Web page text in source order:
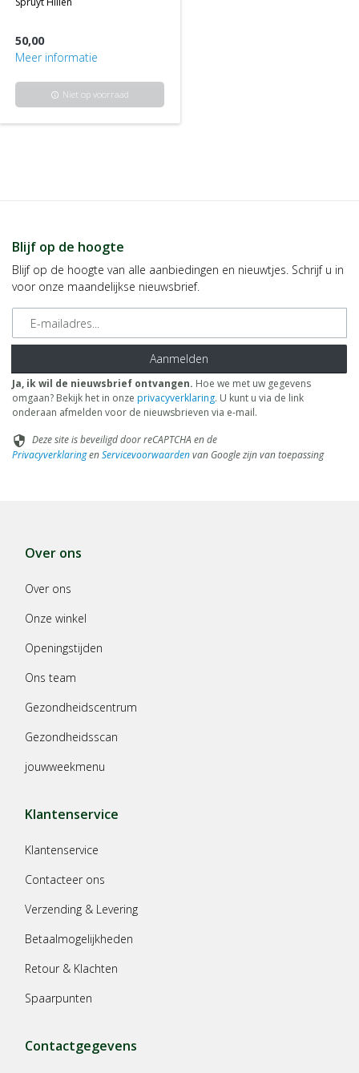
50,00
Meer informatie
info Niet op voorraad
Blijf op de hoogte
Blijf op de hoogte van alle aanbiedingen en nieuwtjes. Schrijf u in
voor onze maandelijkse nieuwsbrief.
E-mailadres
Aanmelden
Ja, ik wil de nieuwsbrief ontvangen. Hoe we met uw gegevens
omgaan? Bekijk het in onze privacyverklaring. U kunt u via de link
onderaan afmelden voor de nieuwsbrieven via e-mail.
security Deze site is beveiligd door reCAPTCHA en de
PrivacyverklaringenServicevoorwaardenvan Google zijn van toepassing
Over ons
Over ons
Onze winkel
Openingstijden
Ons team
Gezondheidscentrum
Gezondheidsscan
jouwweekmenu
Klantenservice
Klantenservice
Contacteer ons
Verzending & Levering
Betaalmogelijkheden
Retour & Klachten
Spaarpunten
Contactgegevens